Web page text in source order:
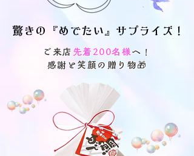
驚きの『めでたい』サプライズ！
驚きの『めでたい』サプライズ！
ご来店 先着200名様 へ！
感謝と笑顔の贈り物🎁